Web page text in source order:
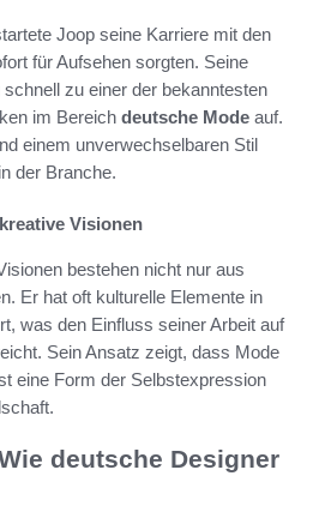
Joop seine Karriere mit den
für Aufsehen sorgten. Seine
schnell zu einer der bekanntesten
im Bereich deutsche Mode auf.
einem unverwechselbaren Stil
der Branche.
Visionen
bestehen nicht nur aus
Er hat oft kulturelle Elemente in
was den Einfluss seiner Arbeit auf
Sein Ansatz zeigt, dass Mode
eine Form der Selbstexpression
deutsche Designer